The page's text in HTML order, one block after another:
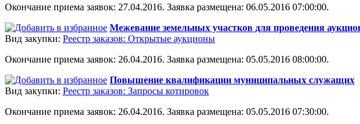
Окончание приема заявок: 27.04.2016. Заявка размещена: 06.05.2016 07:00:00.
Межевание земельных участков для проведения
Вид закупки: Реестр заказов: Открытые аукционы
Окончание приема заявок: 26.04.2016. Заявка размещена: 05.05.2016 08:00:00.
Повышение квалификации муниципальных служащих
Вид закупки: Реестр заказов: Запросы котировок
Окончание приема заявок: 26.04.2016. Заявка размещена: 05.05.2016 07:30:00.